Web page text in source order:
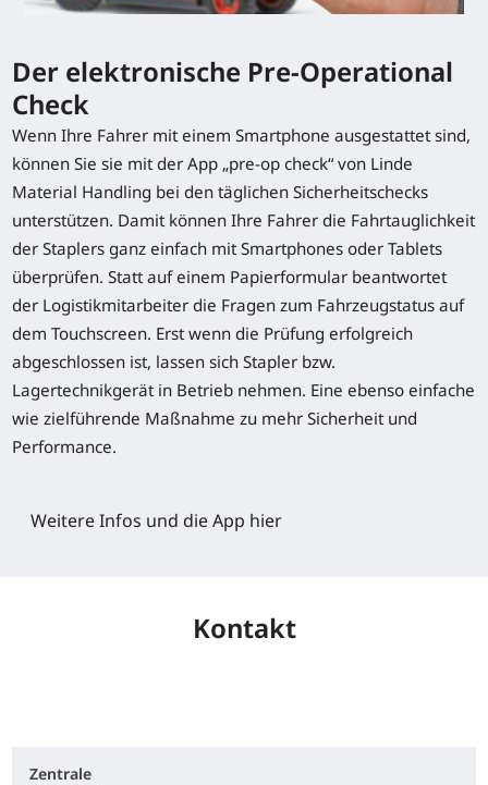
Der elektronische Pre-Operational
Check
Wenn Ihre Fahrer mit einem Smartphone ausgestattet sind,
können Sie sie mit der App „pre-op check“ von Linde
Material Handling bei den täglichen Sicherheitschecks
unterstützen. Damit können Ihre Fahrer die Fahrtauglichkeit
der Staplers ganz einfach mit Smartphones oder Tablets
überprüfen. Statt auf einem Papierformular beantwortet
der Logistikmitarbeiter die Fragen zum Fahrzeugstatus auf
dem Touchscreen. Erst wenn die Prüfung erfolgreich
abgeschlossen ist, lassen sich Stapler bzw.
Lagertechnikgerät in Betrieb nehmen. Eine ebenso einfache
wie zielführende Maßnahme zu mehr Sicherheit und
Performance.
Weitere Infos und die App hier
Kontakt
Zentrale